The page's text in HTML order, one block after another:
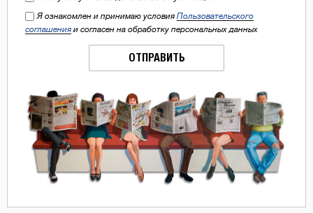
Я ознакомлен и принимаю условия Пользовательского
соглашения и согласен на обработку персональных данных
ОТПРАВИТЬ